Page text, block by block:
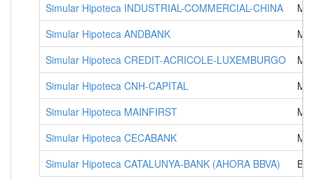
Simular Hipoteca INDUSTRIAL-COMMERCIAL-CHINA
Simular Hipoteca ANDBANK
Simular Hipoteca CREDIT-ACRICOLE-LUXEMBURGO
Simular Hipoteca CNH-CAPITAL
Simular Hipoteca MAINFIRST
Simular Hipoteca CECABANK
Simular Hipoteca CATALUNYA-BANK (AHORA BBVA)